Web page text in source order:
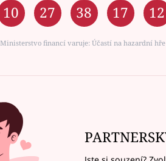
10 27 38 17 12
Ministerstvo financí varuje: Účastí na hazardní